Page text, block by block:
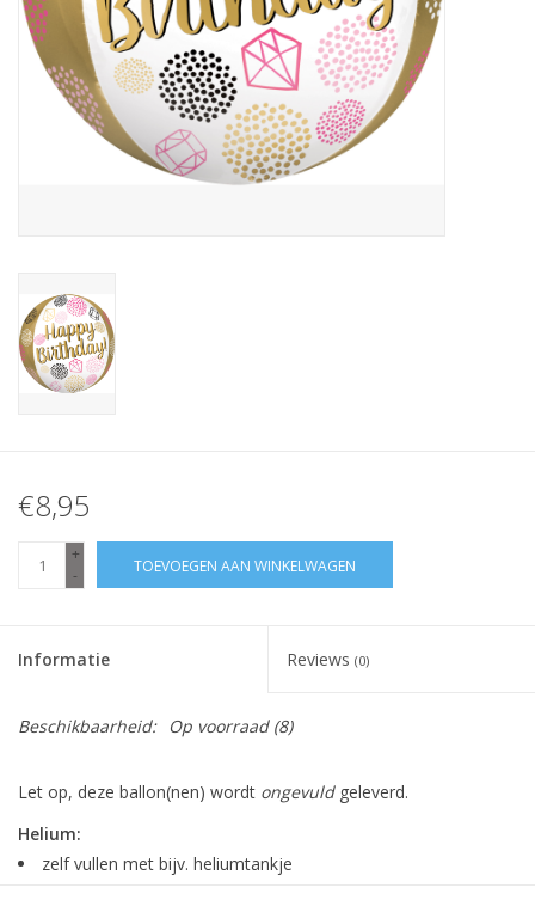
Accessoires
€8,95
+
-
TOEVOEGEN AAN WINKELWAGEN
Informatie Reviews (0)
Beschikbaarheid: Op voorraad(8)
Let op, deze ballon(nen) wordt ongevuldgeleverd.
Helium:
zelf vullen met bijv. heliumtankje